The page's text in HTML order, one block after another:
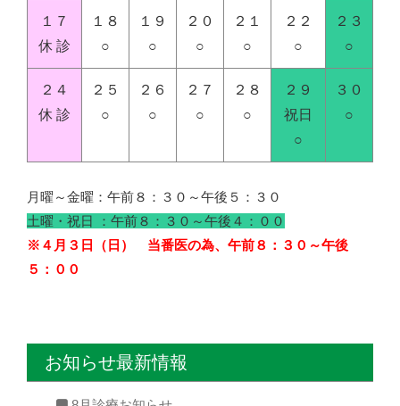
１７
休 診
１８
○
１９
○
２０
○
２１
○
２２
○
２３
○
２４
休 診
２５
○
２６
○
２７
○
２８
○
２９
祝日
○
３０
○
月曜～金曜：午前８：３０～午後５：３０
土曜・祝日 ：午前８：３０～午後４：００
※４月３日（日） 当番医の為、午前８：３０～午後
５：００
お知らせ最新情報